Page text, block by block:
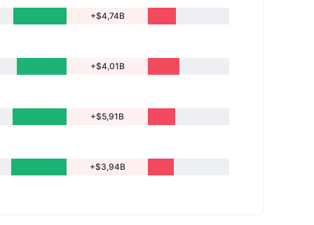
+$4,74B
+$4,01B
+$5,91B
+$3,94B